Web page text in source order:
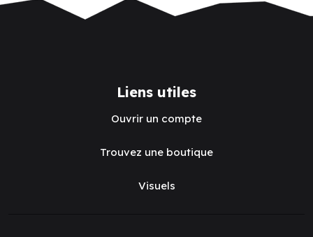
Liens utiles
Ouvrir un compte
Trouvez une boutique
Visuels